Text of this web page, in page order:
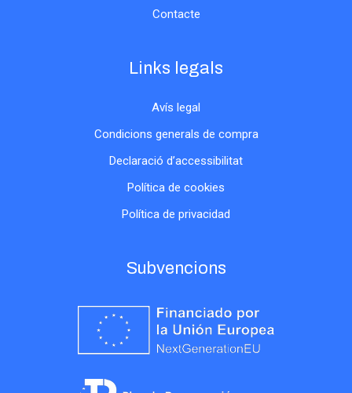
Contacte
Links legals
Avís legal
Condicions generals de compra
Declaració d’accessibilitat
Política de cookies
Política de privacidad
Subvencions